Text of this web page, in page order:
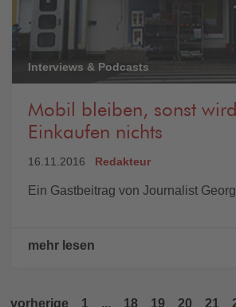
Interviews & Podcasts
Mobil bleiben, sonst
Einkaufen nichts
16.11.2016 Redakteur
Ein Gastbeitrag von Journalist
mehr lesen
vorherige 1 ... 18 19 20 21